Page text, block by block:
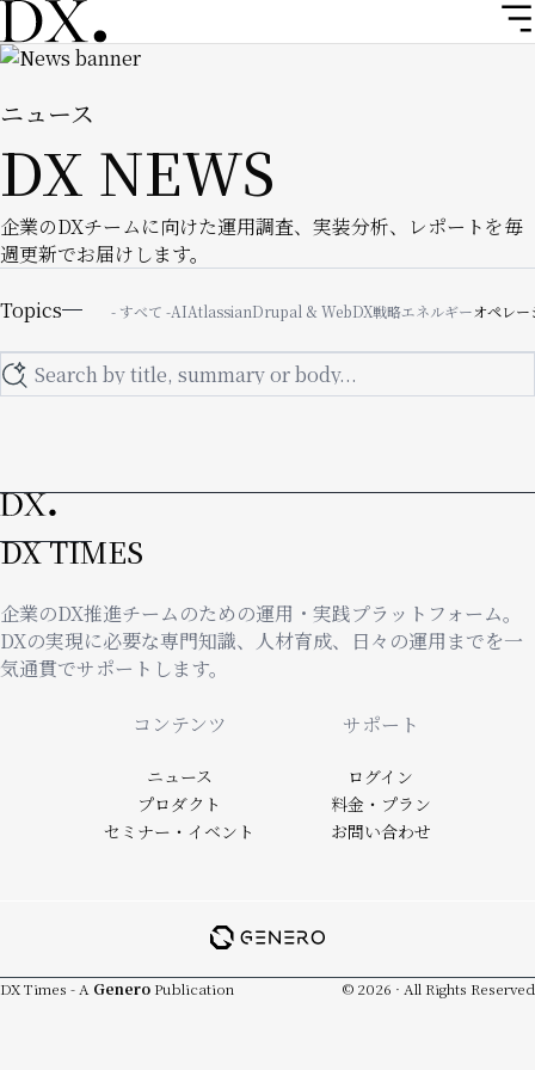
メ
イ
ン
ン
テ
に
移
ニュース
DX NEWS
企業のDXチームに向けた運用調査、実装分析、レポートを毎
週更新でお届けします。
Image
Topics - すべて -AIAtlassianDrupal & WebDX戦略エネルギーオペレー
Search
DX TIMES
企業のDX推進チームのための運用・実践プラットフォーム。
DXの実現に必要な専門知識、人材育成、日々の運用までを一
気通貫でサポートします。
コンテンツ
ニュース
プロダクト
セミナー・イベント
サポート
ログイン
料金・プラン
お問い合わせ
DX Times - A Genero Publication © 2026 · All Rights Reserved